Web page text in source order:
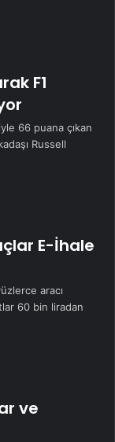
F1
66 puana çıkan
Russell
E-İhale
aracı
60 bin liradan
ve